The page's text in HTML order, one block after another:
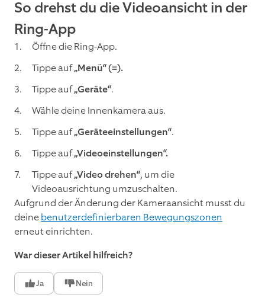
So drehst du die Videoansicht in der
Ring-App
Öffne die Ring-App.
Tippe auf„Menü“ (≡).
Tippe auf„Geräte“.
Wähle deine Innenkamera aus.
Tippe auf„Geräteeinstellungen“.
Tippe auf„Videoeinstellungen“.
Tippe auf„Video drehen“, um die
Videoausrichtung umzuschalten.
Aufgrund der Änderung der Kameraansicht musst du
deinebenutzerdefinierbaren Bewegungszonen
erneut einrichten.
War dieser Artikel hilfreich?
Ja Nein